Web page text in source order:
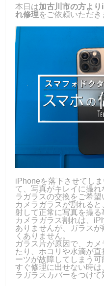
本日は加古川市の方よ
れ修理をご依頼いただき
iPhoneを落下させてし
て、写真がキレイに撮
ラガラスの交換をご希望
カメラガラスが割れる
射して正常に写真を撮る
カメラガラス割れは、
ありませんが、ガラス
くありません。
ガラス片が原因で、カ
たり、ホコリや水滴が
ーツが故障してしまう可
すぐ修理に出せない時
ラガラスカバーをつけて